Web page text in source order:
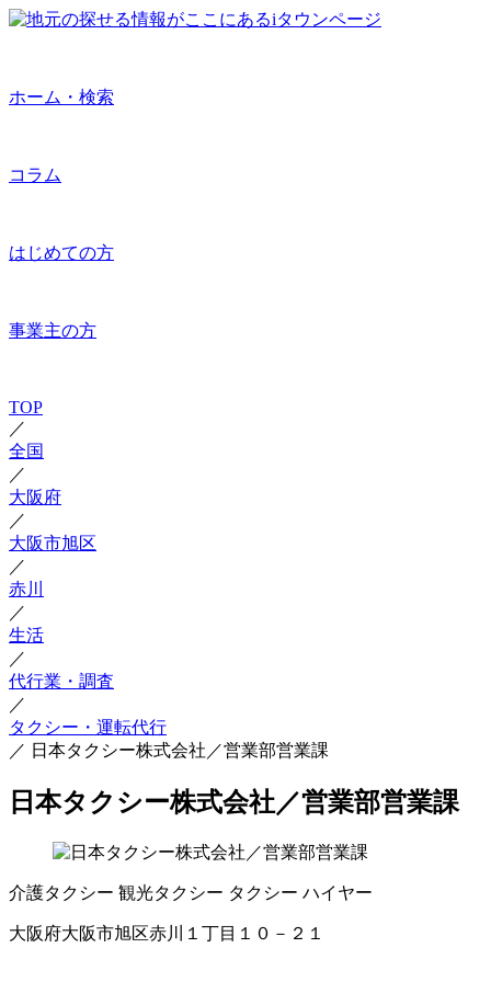
ホーム・検索
コラム
はじめての方
事業主の方
TOP
／
全国
／
大阪府
／
大阪市旭区
／
赤川
／
生活
／
代行業・調査
／
タクシー・運転代行
／ 日本タクシー株式会社／営業部営業課
日本タクシー株式会社／営業部営業課
介護タクシー 観光タクシー タクシー ハイヤー
大阪府大阪市旭区赤川１丁目１０－２１